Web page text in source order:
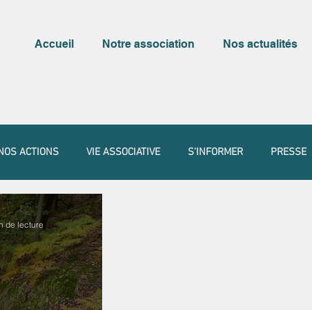
Accueil Notre association Nos actualités
ACTIONS VIE ASSOCIATIVE S'INFORMER PRESSE
de lecture